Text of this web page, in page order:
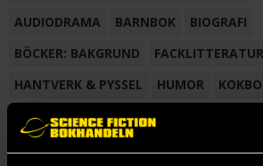
AUDIODRAMA
BARNBOK
BIOGRAFI
BÖCKER: BAKGRUND
FACKLITTERATUR
HANTVERK & PYSSEL
HUMOR
KORTROMAN
LÄROBOK